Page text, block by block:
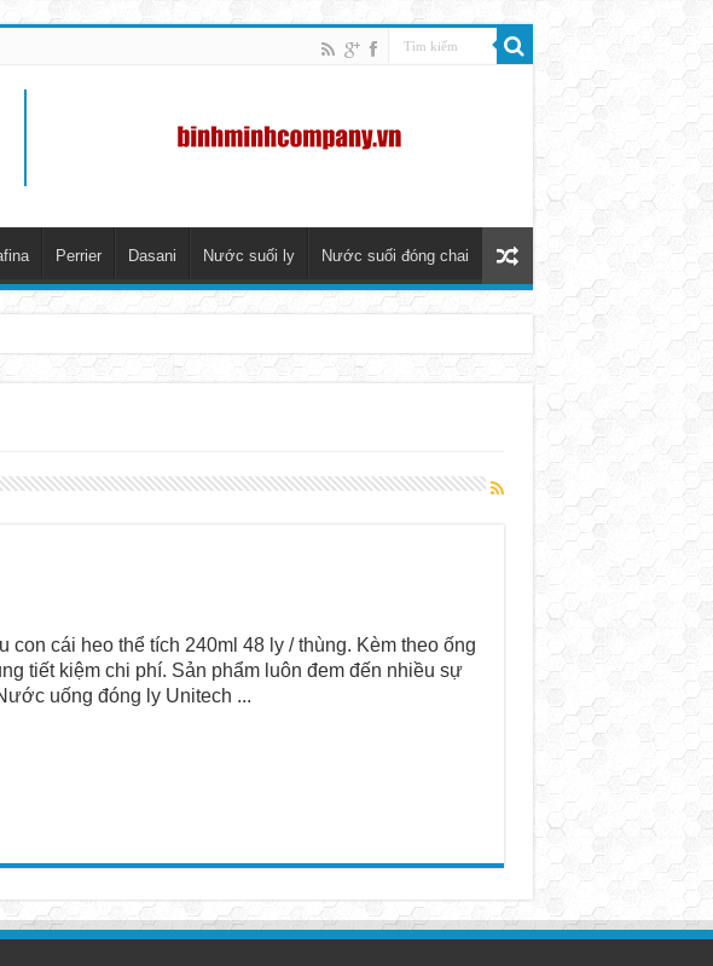
Perrier Dasani Nước suối ly Nước suối đóng chai
cái heo thể tích 240ml 48 ly / thùng. Kèm theo ống
tiết kiệm chi phí. Sản phẩm luôn đem đến nhiều sự
uống đóng ly Unitech ...